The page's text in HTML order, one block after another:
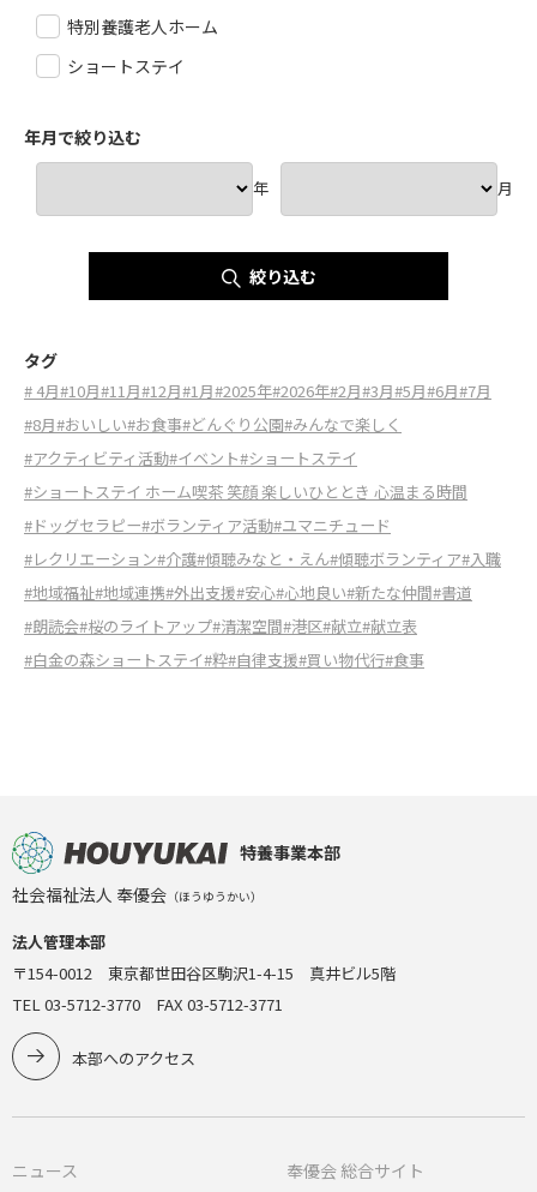
特別養護老人ホーム
ショートステイ
年月で絞り込む
年 月
絞り込む
タグ
# 4月#10月#11月#12月#1月#2025年#2026年#2月#3月#5月#6月#7月
#8月#おいしい#お食事#どんぐり公園#みんなで楽しく
#アクティビティ活動#イベント#ショートステイ
#ショートステイ ホーム喫茶 笑顔 楽しいひととき 心温まる時間
#ドッグセラピー#ボランティア活動#ユマニチュード
#レクリエーション#介護#傾聴みなと・えん#傾聴ボランティア#入職
#地域福祉#地域連携#外出支援#安心#心地良い#新たな仲間#書道
#朗読会#桜のライトアップ#清潔空間#港区#献立#献立表
#白金の森ショートステイ#粋#自律支援#買い物代行#食事
特養事業本部
社会福祉法人 奉優会 （ほうゆうかい）
法人管理本部
〒154-0012 東京都世田谷区駒沢1-4-15 真井ビル5階
TEL 03-5712-3770 FAX 03-5712-3771
本部へのアクセス
ニュース 奉優会 総合サイト